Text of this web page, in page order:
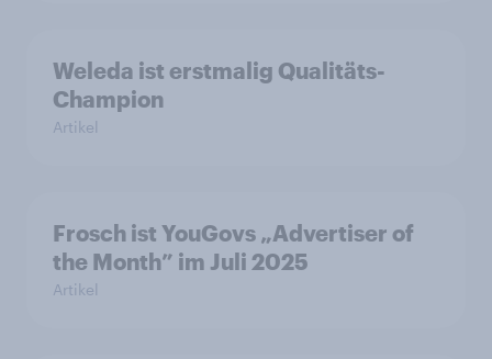
Weleda ist erstmalig Qualitäts-
Champion
Artikel
Frosch ist YouGovs „Advertiser of
the Month” im Juli 2025
Artikel